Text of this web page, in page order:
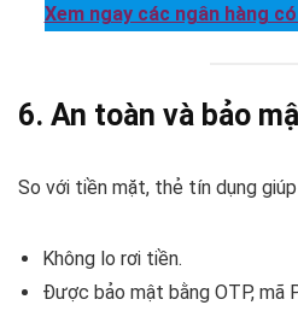
Xem ngay các ngân hàng
6. An toàn và bảo
So với tiền mặt, thẻ tín dụng giúp
Không lo rơi tiền.
Được bảo mật bằng OTP, mã